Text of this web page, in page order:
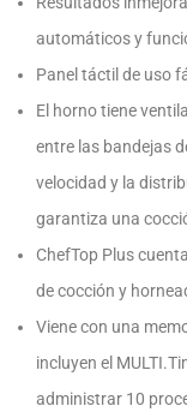
automáticos y
Panel táctil de uso
El horno tiene
entre las bandejas
velocidad y la
garantiza una
ChefTop Plus
de cocción y
Viene con una
incluyen el
administrar 10